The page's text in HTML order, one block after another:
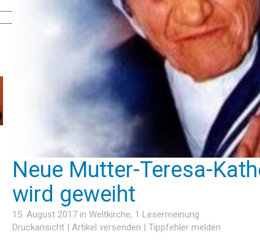
Neue Mutter-Teresa-
wird geweiht
15. August 2017 in Weltkirche, 1 Lesermeinung
Druckansicht | Artikel versenden | Tippfehler melden